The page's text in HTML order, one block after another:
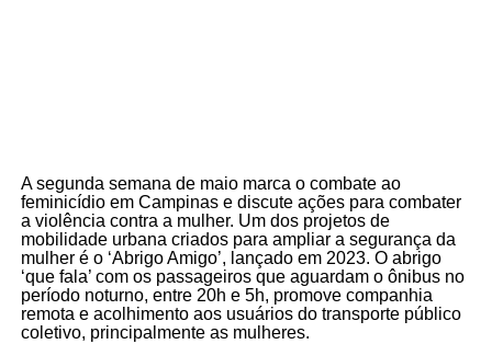
A segunda semana de maio marca o combate ao
feminicídio em Campinas e discute ações para combater
a violência contra a mulher. Um dos projetos de
mobilidade urbana criados para ampliar a segurança da
mulher é o ‘Abrigo Amigo’, lançado em 2023. O abrigo
‘que fala’ com os passageiros que aguardam o ônibus no
período noturno, entre 20h e 5h, promove companhia
remota e acolhimento aos usuários do transporte público
coletivo, principalmente as mulheres.